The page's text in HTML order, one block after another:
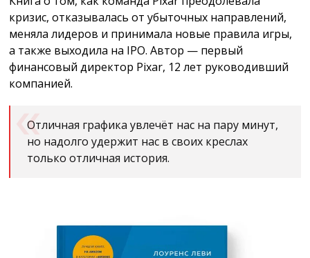
кризис, отказывалась от убыточных направлений,
меняла лидеров и принимала новые правила игры,
а также выходила на IPO. Автор — первый
финансовый директор Pixar, 12 лет руководивший
компанией.
Отличная графика увлечёт нас на пару минут,
но надолго удержит нас в своих креслах
только отличная история.